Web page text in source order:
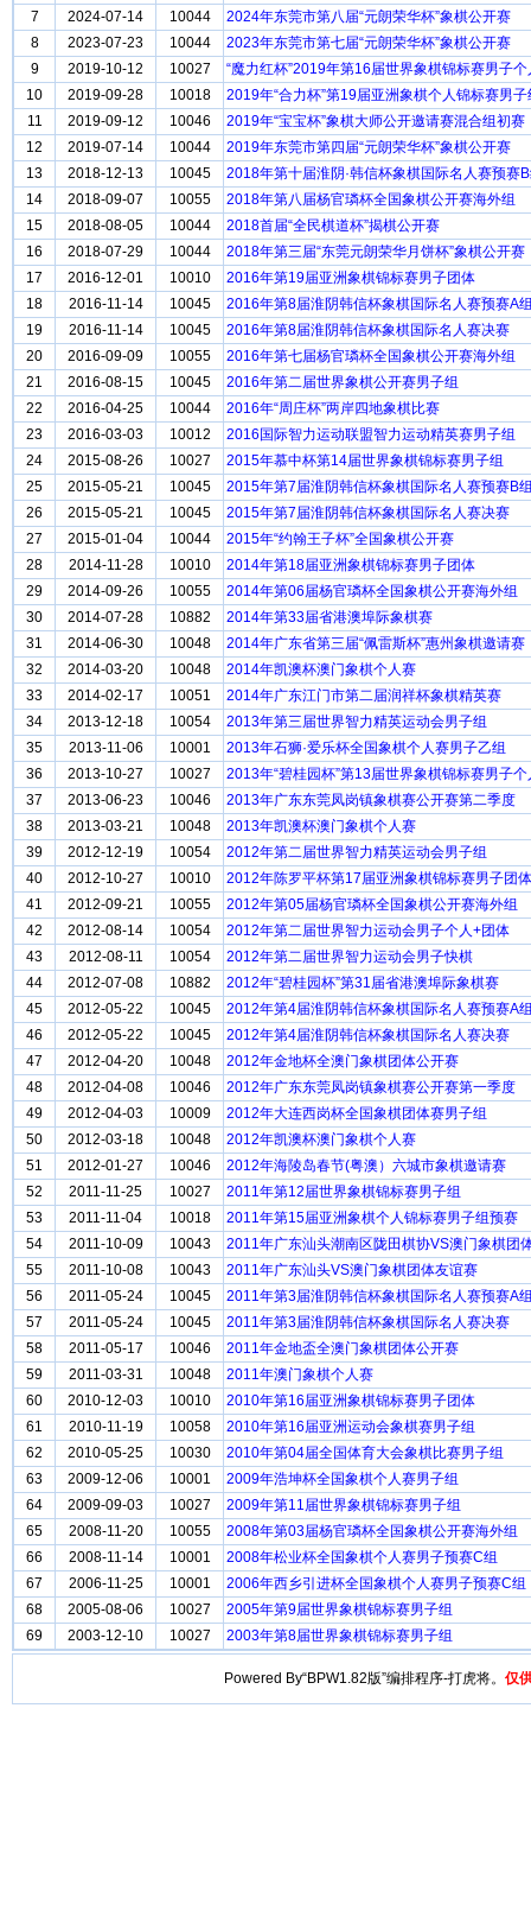
7
2024-07-14 10044
2024年东莞市第八届“元朗荣华杯”象棋公开赛
8
2023-07-23 10044
2023年东莞市第七届“元朗荣华杯”象棋公开赛
9
2019-10-12 10027
“魔力红杯”2019年第16届世界象棋锦标赛男子个
10
2019-09-28 10018
2019年“合力杯”第19届亚洲象棋个人锦标赛男子
11
2019-09-12 10046
2019年“宝宝杯”象棋大师公开邀请赛混合组初赛
12
2019-07-14 10044
2019年东莞市第四届“元朗荣华杯”象棋公开赛
13
2018-12-13 10045
2018年第十届淮阴·韩信杯象棋国际名人赛预赛
14
2018-09-07 10055
2018年第八届杨官璘杯全国象棋公开赛海外组
15
2018-08-05 10044
2018首届“全民棋道杯”揭棋公开赛
16
2018-07-29 10044
2018年第三届“东莞元朗荣华月饼杯”象棋公开赛
17
2016-12-01 10010
2016年第19届亚洲象棋锦标赛男子团体
18
2016-11-14 10045
2016年第8届淮阴韩信杯象棋国际名人赛预赛A
19
2016-11-14 10045
2016年第8届淮阴韩信杯象棋国际名人赛决赛
20
2016-09-09 10055
2016年第七届杨官璘杯全国象棋公开赛海外组
21
2016-08-15 10045
2016年第二届世界象棋公开赛男子组
22
2016-04-25 10044
2016年“周庄杯”两岸四地象棋比赛
23
2016-03-03 10012
2016国际智力运动联盟智力运动精英赛男子组
24
2015-08-26 10027
2015年慕中杯第14届世界象棋锦标赛男子组
25
2015-05-21 10045
2015年第7届淮阴韩信杯象棋国际名人赛预赛B
26
2015-05-21 10045
2015年第7届淮阴韩信杯象棋国际名人赛决赛
27
2015-01-04 10044
2015年“约翰王子杯”全国象棋公开赛
28
2014-11-28 10010
2014年第18届亚洲象棋锦标赛男子团体
29
2014-09-26 10055
2014年第06届杨官璘杯全国象棋公开赛海外组
30
2014-07-28 10882
2014年第33届省港澳埠际象棋赛
31
2014-06-30 10048
2014年广东省第三届“佩雷斯杯”惠州象棋邀请赛
32
2014-03-20 10048
2014年凯澳杯澳门象棋个人赛
33
2014-02-17 10051
2014年广东江门市第二届润祥杯象棋精英赛
34
2013-12-18 10054
2013年第三届世界智力精英运动会男子组
35
2013-11-06 10001
2013年石狮·爱乐杯全国象棋个人赛男子乙组
36
2013-10-27 10027
2013年“碧桂园杯”第13届世界象棋锦标赛男子个
37
2013-06-23 10046
2013年广东东莞凤岗镇象棋赛公开赛第二季度
38
2013-03-21 10048
2013年凯澳杯澳门象棋个人赛
39
2012-12-19 10054
2012年第二届世界智力精英运动会男子组
40
2012-10-27 10010
2012年陈罗平杯第17届亚洲象棋锦标赛男子团体
41
2012-09-21 10055
2012年第05届杨官璘杯全国象棋公开赛海外组
42
2012-08-14 10054
2012年第二届世界智力运动会男子个人+团体
43
2012-08-11 10054
2012年第二届世界智力运动会男子快棋
44
2012-07-08 10882
2012年“碧桂园杯”第31届省港澳埠际象棋赛
45
2012-05-22 10045
2012年第4届淮阴韩信杯象棋国际名人赛预赛A
46
2012-05-22 10045
2012年第4届淮阴韩信杯象棋国际名人赛决赛
47
2012-04-20 10048
2012年金地杯全澳门象棋团体公开赛
48
2012-04-08 10046
2012年广东东莞凤岗镇象棋赛公开赛第一季度
49
2012-04-03 10009
2012年大连西岗杯全国象棋团体赛男子组
50
2012-03-18 10048
2012年凯澳杯澳门象棋个人赛
51
2012-01-27 10046
2012年海陵岛春节(粤澳）六城市象棋邀请赛
52
2011-11-25 10027
2011年第12届世界象棋锦标赛男子组
53
2011-11-04 10018
2011年第15届亚洲象棋个人锦标赛男子组预赛
54
2011-10-09 10043
2011年广东汕头潮南区陇田棋协VS澳门象棋团
55
2011-10-08 10043
2011年广东汕头VS澳门象棋团体友谊赛
56
2011-05-24 10045
2011年第3届淮阴韩信杯象棋国际名人赛预赛A
57
2011-05-24 10045
2011年第3届淮阴韩信杯象棋国际名人赛决赛
58
2011-05-17 10046
2011年金地盃全澳门象棋团体公开赛
59
2011-03-31 10048
2011年澳门象棋个人赛
60
2010-12-03 10010
2010年第16届亚洲象棋锦标赛男子团体
61
2010-11-19 10058
2010年第16届亚洲运动会象棋赛男子组
62
2010-05-25 10030
2010年第04届全国体育大会象棋比赛男子组
63
2009-12-06 10001
2009年浩坤杯全国象棋个人赛男子组
64
2009-09-03 10027
2009年第11届世界象棋锦标赛男子组
65
2008-11-20 10055
2008年第03届杨官璘杯全国象棋公开赛海外组
66
2008-11-14 10001
2008年松业杯全国象棋个人赛男子预赛C组
67
2006-11-25 10001
2006年西乡引进杯全国象棋个人赛男子预赛C组
68
2005-08-06 10027
2005年第9届世界象棋锦标赛男子组
69
2003-12-10 10027 2003年第8届世界象棋锦标赛男子组
Powered By“BPW1.82版”编排程序-打虎将。 仅